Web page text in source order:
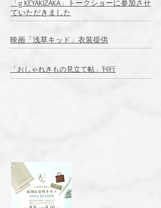
「g KEYAKIZAKA」トークショーに参加させ
ていただきました
​映画「浅草キッド」衣装提供
「おしゃれきもの見立て帖」刊行